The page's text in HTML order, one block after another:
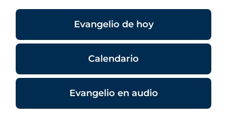
Evangelio de hoy
Calendario
Evangelio en audio